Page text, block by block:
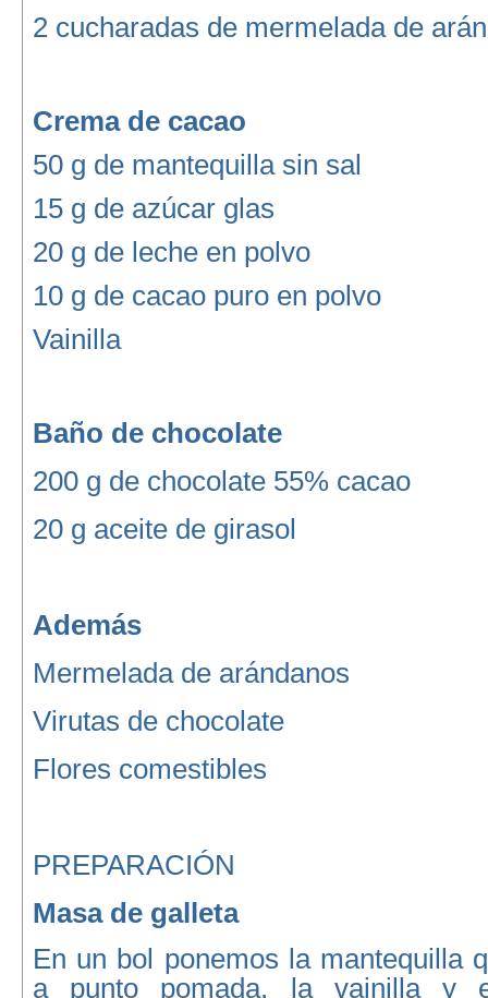
2 cucharadas de mermelada de
Crema de cacao
50 g de mantequilla sin sal
15 g de azúcar glas
20 g de leche en polvo
10 g de cacao puro en polvo
Vainilla
Baño de chocolate
200 g de chocolate 55% cacao
20 g aceite de girasol
Además
Mermelada de arándanos
Virutas de chocolate
Flores comestibles
PREPARACIÓN
Masa de galleta
En un bol ponemos la mantequilla
a punto pomada, la vainilla y